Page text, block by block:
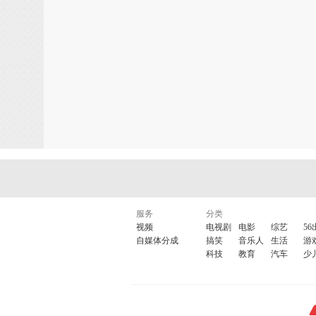
服务
视频
自媒体分成
分类
电视剧
电影 综艺 56
搞笑
音乐人 生活 游
科技
教育 汽车 少